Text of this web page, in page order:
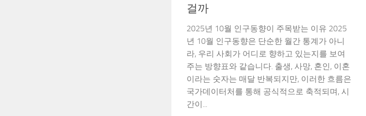
걸까
2025년 10월 인구동향이 주목받는 이유 2025
년 10월 인구동향은 단순한 월간 통계가 아니
라, 우리 사회가 어디로 향하고 있는지를 보여
주는 방향표와 같습니다. 출생, 사망, 혼인, 이혼
이라는 숫자는 매달 반복되지만, 이러한 흐름은
국가데이터처를 통해 공식적으로 축적되며, 시
간이...